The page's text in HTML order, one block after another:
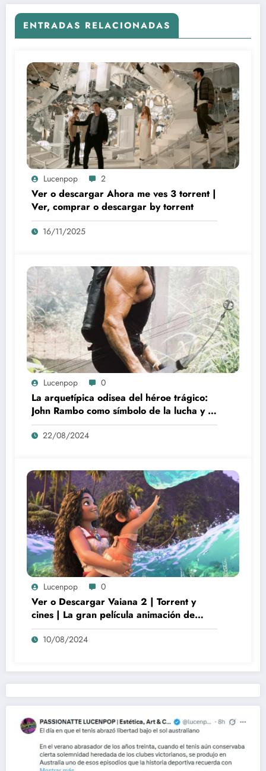
ENTRADAS RELACIONADAS
Lucenpop 2
Ver o descargar Ahora me ves 3 torrent |
Ver, comprar o descargar by torrent
16/11/2025
Lucenpop 0
La arquetípica odisea del héroe trágico:
John Rambo como símbolo de la lucha y la
alienación en la modernidad
22/08/2024
Lucenpop 0
Ver o Descargar Vaiana 2 | Torrent y
cines | La gran película animación de
culto Disney | *****
10/08/2024